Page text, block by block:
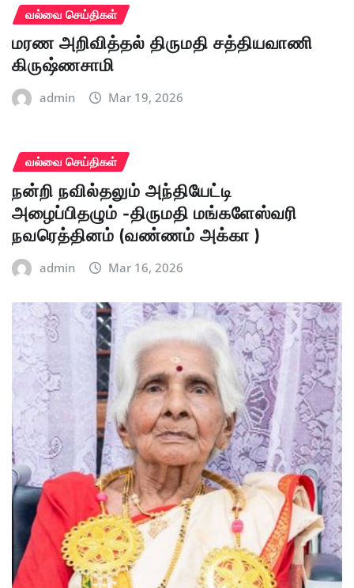
வல்வை செய்திகள்
மரண அறிவித்தல் திருமதி சத்தியவாணி
கிருஷ்ணசாமி
admin Mar 19, 2026
வல்வை செய்திகள்
நன்றி நவில்தலும் அந்தியேட்டி
அழைப்பிதழும் -திருமதி மங்களேஸ்வரி
நவரெத்தினம் (வண்ணம் அக்கா )
admin Mar 16, 2026